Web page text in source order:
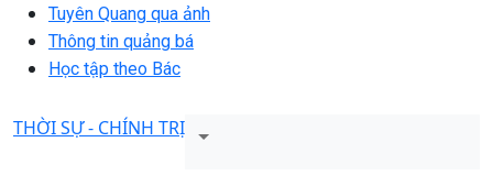
Tuyên Quang qua ảnh
Thông tin quảng bá
Học tập theo Bác
THỜI SỰ - CHÍNH TRỊ